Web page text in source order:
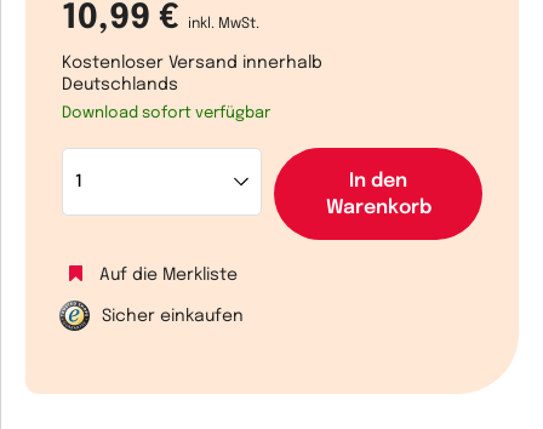
10,99 € inkl. MwSt.
Kostenloser Versand innerhalb
Deutschlands
Download sofort verfügbar
In den
Warenkorb
Auf die Merkliste
Sicher einkaufen